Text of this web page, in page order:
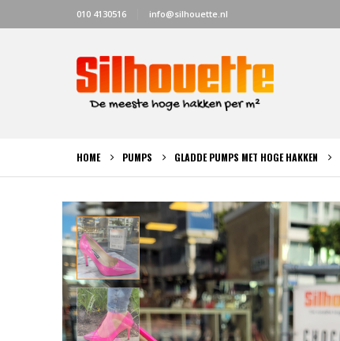
010 4130516 info@silhouette.nl
HOME PUMPS GLADDE PUMPS MET HOGE HAKKEN